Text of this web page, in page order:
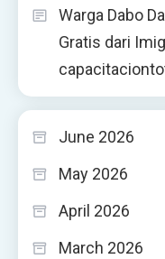
Warga Dabo
Gratis dari
June 2026
May 2026
April 2026
March 2026